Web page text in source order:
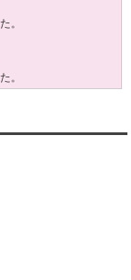
。
。
。
。
。